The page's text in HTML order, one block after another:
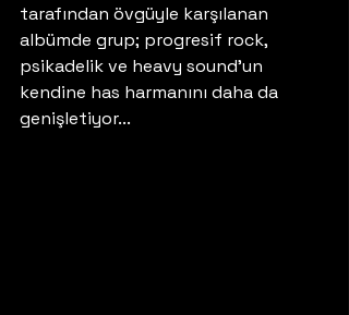
tarafından övgüyle karşılanan
albümde grup; progresif rock,
psikadelik ve heavy sound'un
kendine has harmanını daha da
genişletiyor...